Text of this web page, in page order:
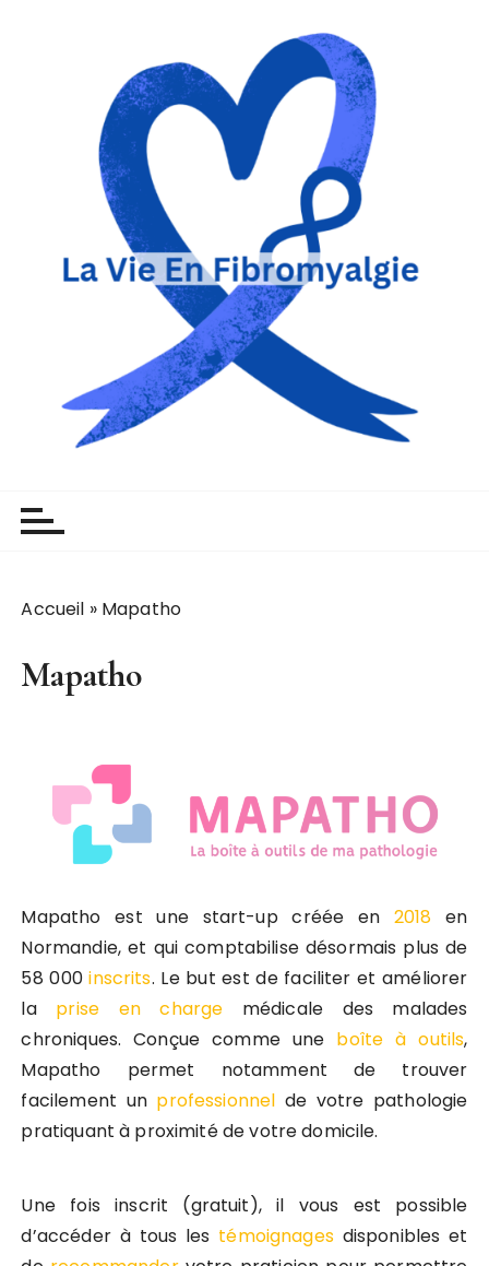
Accueil » Mapatho
Mapatho
Mapatho est une start-up créée en 2018 en
Normandie, et qui comptabilise désormais plus de
58 000inscrits. Le but est de faciliter et améliorer
la prise en charge médicale des malades
chroniques. Conçue comme une boîte à outils,
Mapatho permet notamment de trouver
facilement un professionnel de votre pathologie
pratiquant à proximité de votre domicile.
Une fois inscrit (gratuit), il vous est possible
d’accéder à tous les témoignagesdisponibles et